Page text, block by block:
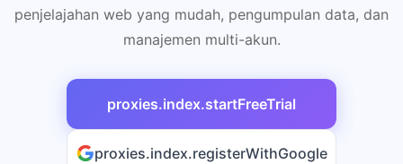
penjelajahan web yang mudah, pengumpulan data, dan
manajemen multi-akun.
proxies.index.startFreeTrial
proxies.index.registerWithGoogle